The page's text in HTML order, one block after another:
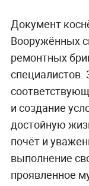
Документ
Вооружённых
ремонтных
специалистов.
и создание
достойную
почёт и
выполнение
проявленное